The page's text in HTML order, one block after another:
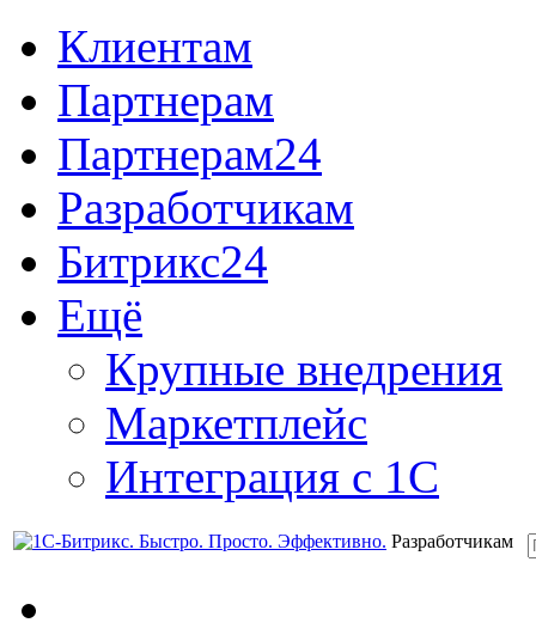
Клиентам
Партнерам
Партнерам24
Разработчикам
Битрикс24
Ещё
Крупные внедрения
Маркетплейс
Интеграция с 1С
Разработчикам